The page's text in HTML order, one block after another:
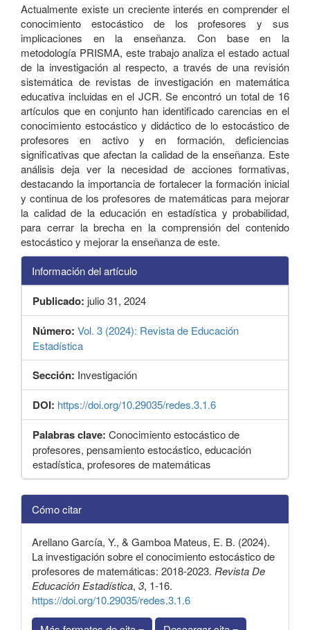
Actualmente existe un creciente interés en comprender el
conocimiento estocástico de los profesores y sus
implicaciones en la enseñanza. Con base en la
metodología PRISMA, este trabajo analiza el estado actual
de la investigación al respecto, a través de una revisión
sistemática de revistas de investigación en matemática
educativa incluidas en el JCR. Se encontró un total de 16
artículos que en conjunto han identificado carencias en el
conocimiento estocástico y didáctico de lo estocástico de
profesores en activo y en formación, deficiencias
significativas que afectan la calidad de la enseñanza. Este
análisis deja ver la necesidad de acciones formativas,
destacando la importancia de fortalecer la formación inicial
y continua de los profesores de matemáticas para mejorar
la calidad de la educación en estadística y probabilidad,
para cerrar la brecha en la comprensión del contenido
estocástico y mejorar la enseñanza de este.
Información del artículo
Publicado: julio 31, 2024
Número: Vol. 3 (2024): Revista de Educación
Estadística
Sección: Investigación
DOI: https://doi.org/10.29035/redes.3.1.6
Palabras clave: Conocimiento estocástico de
profesores, pensamiento estocástico, educación
estadística, profesores de matemáticas
Detalles
del
artículo
Cómo citar
Arellano García, Y., & Gamboa Mateus, E. B. (2024).
La investigación sobre el conocimiento estocástico de
profesores de matemáticas: 2018-2023. Revista De
Educación Estadística, 3, 1-16.
https://doi.org/10.29035/redes.3.1.6